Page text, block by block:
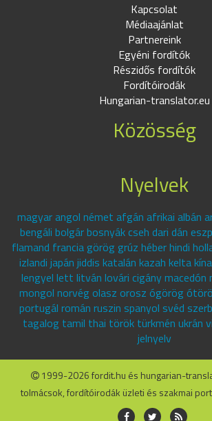
Kapcsolat
Médiaajánlat
Partnereink
Egyéni fordítók
Részidős fordítók
Fordítóirodák
Hungarian-translator.eu
Közösség
Nyelvek
magyar angol német afgán afrikai albán
bengáli bolgár bosnyák cseh dari dán
flamand francia görög grúz héber hindi
izlandi japán jiddis katalán kazah kelta
lengyel lett litván lovári cigány macedón
mongol norvég olasz orosz ógörög
portugál román ruszin spanyol svéd
tagalog tamil thai török türkmén ukrán
jelnyelv
1999-2026 fordit.hu és hungarian-
tolmácsok, fordítóirodák üzleti és szakmai